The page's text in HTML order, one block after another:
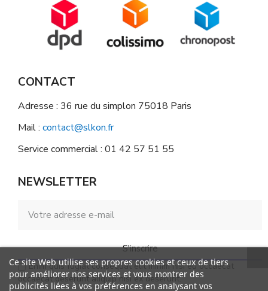
Ce site Web utilise ses propres cookies et ceux de tiers
pour améliorer nos services et vous montrer des
publicités liées à vos préférences en analysant vos
CONTACT
Adresse : 36 rue du simplon 75018 Paris
Mail : contact@slkon.fr
Service commercial : 01 42 57 51 55
NEWSLETTER
S'inscrire
Enim quis fugiat consequat elit minim nisi eu occaecat
occaecat deserunt aliquip nisi ex deserunt.